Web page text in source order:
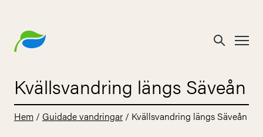
Kvällsvandring längs Säveån
Hem / Guidade vandringar / Kvällsvandring längs Säveån